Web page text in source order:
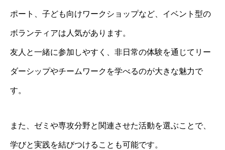
ポート、子ども向けワークショップなど、イベント型の
ボランティアは人気があります。
友人と一緒に参加しやすく、非日常の体験を通じてリー
ダーシップやチームワークを学べるのが大きな魅力で
す。
また、ゼミや専攻分野と関連させた活動を選ぶことで、
学びと実践を結びつけることも可能です。